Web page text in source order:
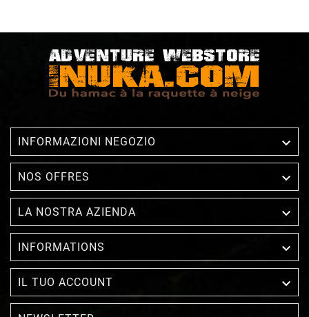
INFORMAZIONI NEGOZIO 
NOS OFFRES 
LA NOSTRA AZIENDA 
INFORMATIONS 
IL TUO ACCOUNT 